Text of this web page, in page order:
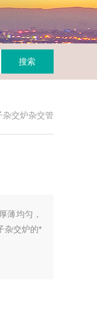
杂交炉杂交管
薄均匀，
杂交炉的*